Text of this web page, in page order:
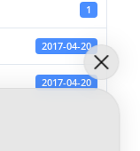
1
2017-04-20
2017-04-20